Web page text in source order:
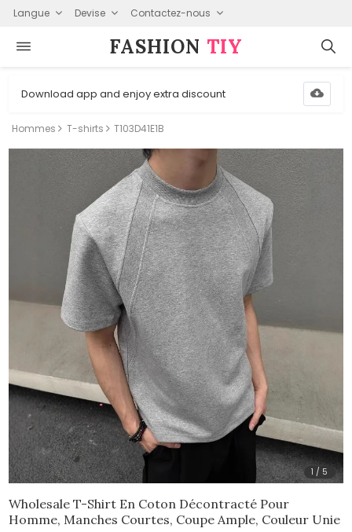
Langue Devise Contactez-nous
FASHION⁠ TIY
Download app and enjoy extra discount
Hommes T-shirts T103D41E1B
1 / 5
Wholesale T-Shirt En Coton Décontracté Pour
Homme, Manches Courtes, Coupe Ample, Couleur Unie